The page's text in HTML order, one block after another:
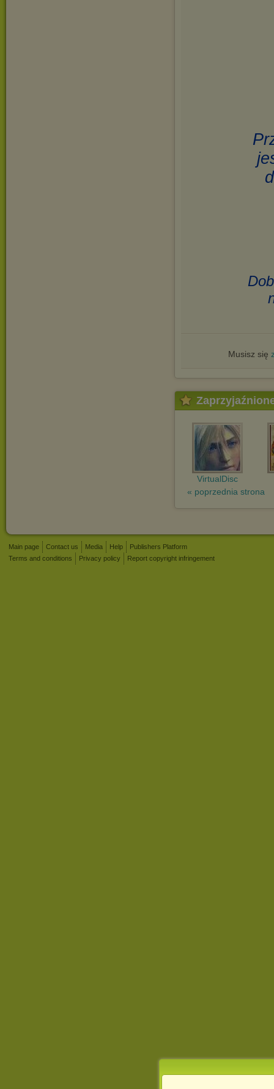
Musisz się
VirtualDisc
« poprzednia strona
Main page Contact us Media Help
Publishers Platform
Terms and conditions
Privacy policy Report copyright infringement